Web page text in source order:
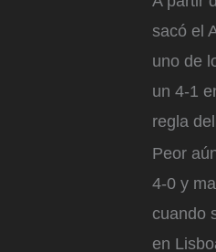
sacó el
uno de
un 4-1
regla
Peor
4-0 y
cuando
en